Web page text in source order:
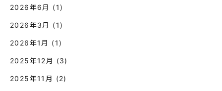
2026年6月 (1)
2026年3月 (1)
2026年1月 (1)
2025年12月 (3)
2025年11月 (2)